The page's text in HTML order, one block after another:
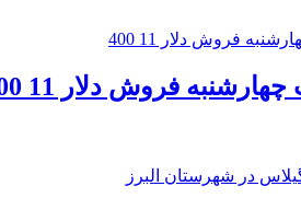
فروش دلار 11 400